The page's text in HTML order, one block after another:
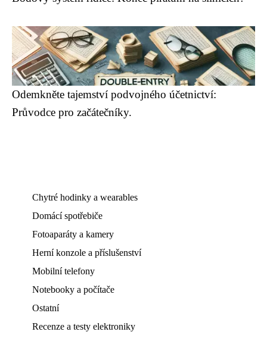
Odemkněte tajemství podvojného účetnictví:
Průvodce pro začátečníky.
Chytré hodinky a wearables
Domácí spotřebiče
Fotoaparáty a kamery
Herní konzole a příslušenství
Mobilní telefony
Notebooky a počítače
Ostatní
Recenze a testy elektroniky